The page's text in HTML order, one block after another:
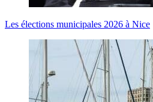
Les élections municipales 2026 à Nice